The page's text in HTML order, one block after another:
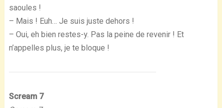
saoules !
– Mais ! Euh… Je suis juste dehors !
– Oui, eh bien restes-y. Pas la peine de revenir ! Et
n’appelles plus, je te bloque !
Scream 7